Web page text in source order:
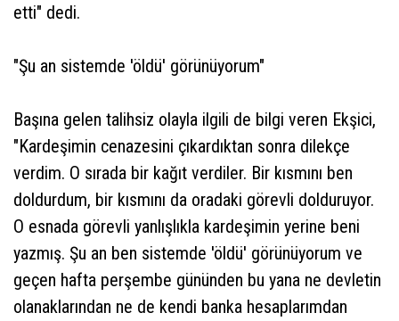
etti" dedi.
"Şu an sistemde 'öldü' görünüyorum"
Başına gelen talihsiz olayla ilgili de bilgi veren Ekşici,
"Kardeşimin cenazesini çıkardıktan sonra dilekçe
verdim. O sırada bir kağıt verdiler. Bir kısmını ben
doldurdum, bir kısmını da oradaki görevli dolduruyor.
O esnada görevli yanlışlıkla kardeşimin yerine beni
yazmış. Şu an ben sistemde 'öldü' görünüyorum ve
geçen hafta perşembe gününden bu yana ne devletin
olanaklarından ne de kendi banka hesaplarımdan